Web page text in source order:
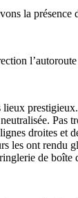
la
lieux prestigieux.
Pas
droites
les ont rendu
de